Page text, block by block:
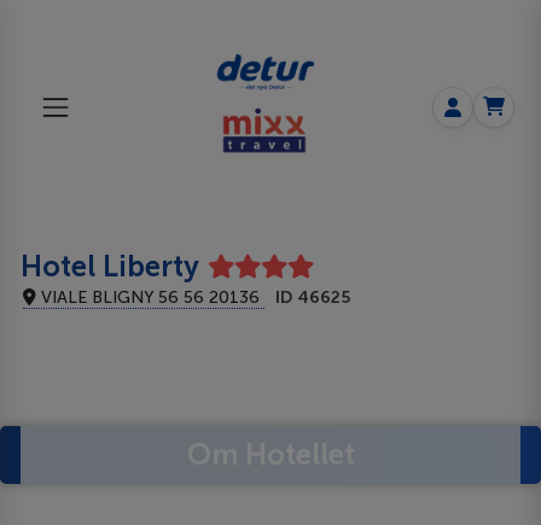
Hotel Liberty
VIALE BLIGNY 56 56 20136 ID 46625